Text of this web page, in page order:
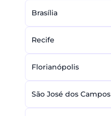
Brasília
Recife
Florianópolis
São José dos Campos